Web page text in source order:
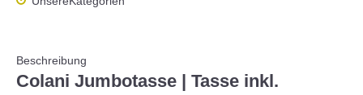
Beschreibung
Colani Jumbotasse | Tasse inkl.